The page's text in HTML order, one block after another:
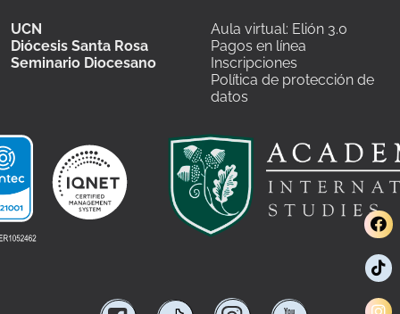
UCN
Diócesis Santa Rosa
Seminario Diocesano
Aula virtual: Elión 3.0
Pagos en línea
Inscripciones
Política de protección de
datos